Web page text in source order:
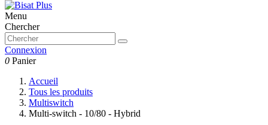
Menu
Chercher
Connexion
0 Panier
Accueil
Tous les produits
Multiswitch
Multi-switch - 10/80 - Hybrid